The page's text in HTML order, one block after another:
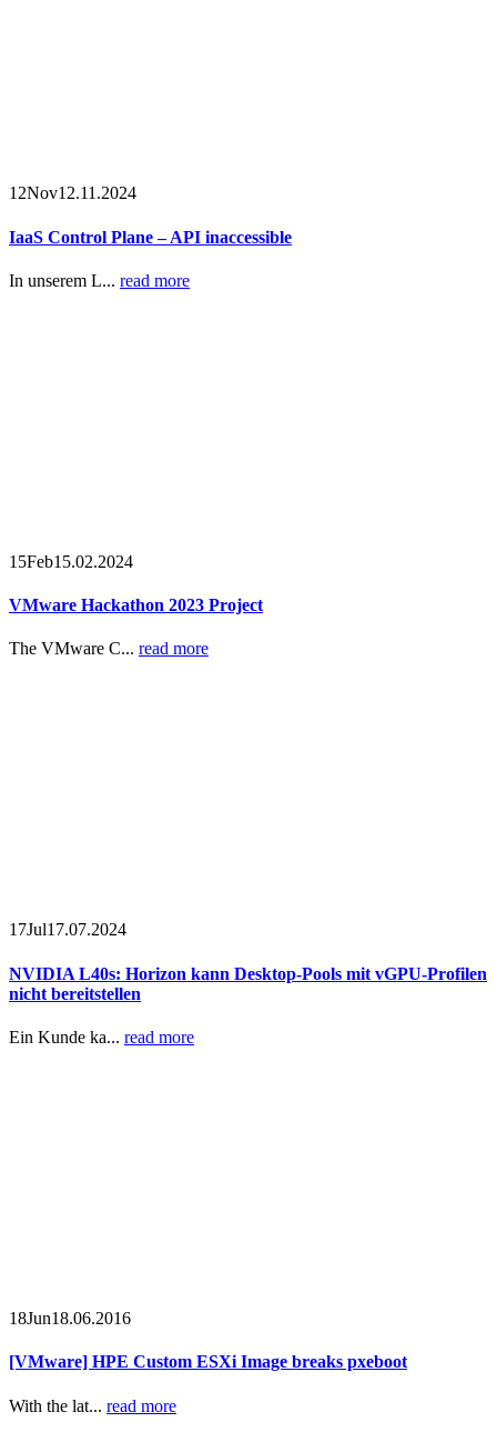
12Nov12.11.2024
IaaS Control Plane – API inaccessible
In unserem L... read more
15Feb15.02.2024
VMware Hackathon 2023 Project
The VMware C... read more
17Jul17.07.2024
NVIDIA L40s: Horizon kann Desktop-Pools mit vGPU-Profilen
nicht bereitstellen
Ein Kunde ka... read more
18Jun18.06.2016
[VMware] HPE Custom ESXi Image breaks pxeboot
With the lat... read more